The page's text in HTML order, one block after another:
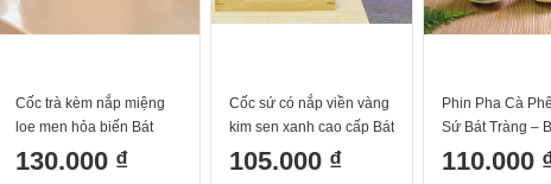
Cốc trà kèm nắp miệng
loe men hỏa biến Bát
Tràng
130.000 ₫
Cốc sứ có nắp viền vàng
kim sen xanh cao cấp Bát
Tràng hàng chọn kĩ
105.000 ₫
Phin Pha Cà
Sứ Bát Tràng –
Họa Tiết Vẽ Tay
Vàng Thấp
110.000